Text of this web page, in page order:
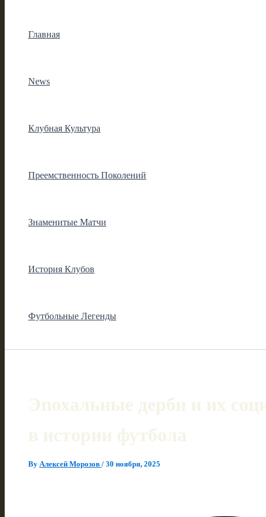
Главная
News
Клубная Культура
Преемственность Поколений
Знаменитые Матчи
История Клубов
Футбольные Легенды
Эпохальные дерби и их
в истории футбола
By Алексей Морозов / 30 ноября, 2025